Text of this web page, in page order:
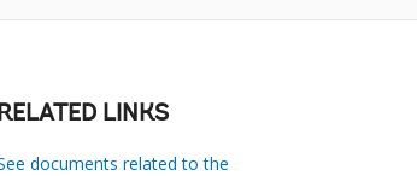
LINKS
documents related to the